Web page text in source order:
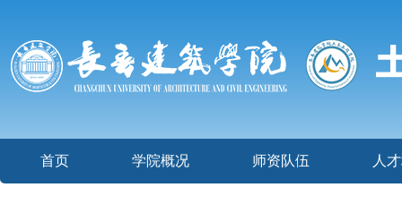
首页 学院概况 师资队伍 人